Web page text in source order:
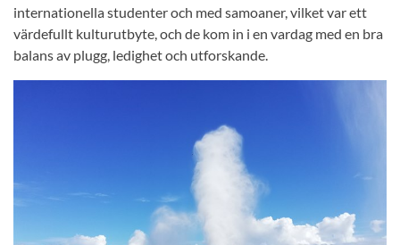
internationella studenter och med samoaner, vilket var ett
värdefullt kulturutbyte, och de kom in i en vardag med en bra
balans av plugg, ledighet och utforskande.